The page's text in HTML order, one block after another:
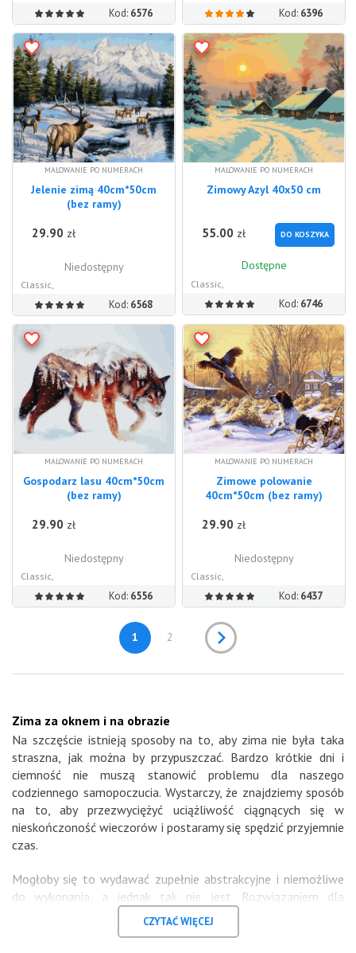
Kod: 6576 Kod: 6396
MALOWANIE PO NUMERACH
Jelenie zimą 40cm*50cm
(bez ramy)
29.90 zł
Niedostępny
Classic,
Kod: 6568
MALOWANIE PO NUMERACH
Zimowy Azyl 40x50 cm
55.00 zł DO KOSZYKA
Dostępne
Classic,
Kod: 6746
MALOWANIE PO NUMERACH
Gospodarz lasu 40cm*50cm
(bez ramy)
29.90 zł
Niedostępny
Classic,
Kod: 6556
MALOWANIE PO NUMERACH
Zimowe polowanie
40cm*50cm (bez ramy)
29.90 zł
Niedostępny
Classic,
Kod: 6437
1 2
Zima za oknem i na obrazie
Na szczęście istnieją sposoby na to, aby zima nie była taka
straszna, jak można by przypuszczać. Bardzo krótkie dni i
ciemność nie muszą stanowić problemu dla naszego
codziennego samopoczucia. Wystarczy, że znajdziemy sposób
na to, aby przezwyciężyć uciążliwość ciągnących się w
nieskończoność wieczorów i postaramy się spędzić przyjemnie
czas.
Mogłoby się to wydawać zupełnie abstrakcyjne i niemożliwe
do wykonania, a jednak tak nie jest. Rozwiązaniem dla
zimowej melancholii mogą być chociażby gotowe zestawy
umożliwiające malowanie po numerach.
CZYTAĆ WIĘCEJ